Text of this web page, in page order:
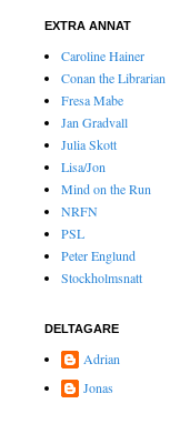
EXTRA ANNAT
Caroline Hainer
Conan the Librarian
Fresa Mabe
Jan Gradvall
Julia Skott
Lisa/Jon
Mind on the Run
NRFN
PSL
Peter Englund
Stockholmsnatt
DELTAGARE
Adrian
Jonas